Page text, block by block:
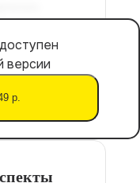
версии
р.